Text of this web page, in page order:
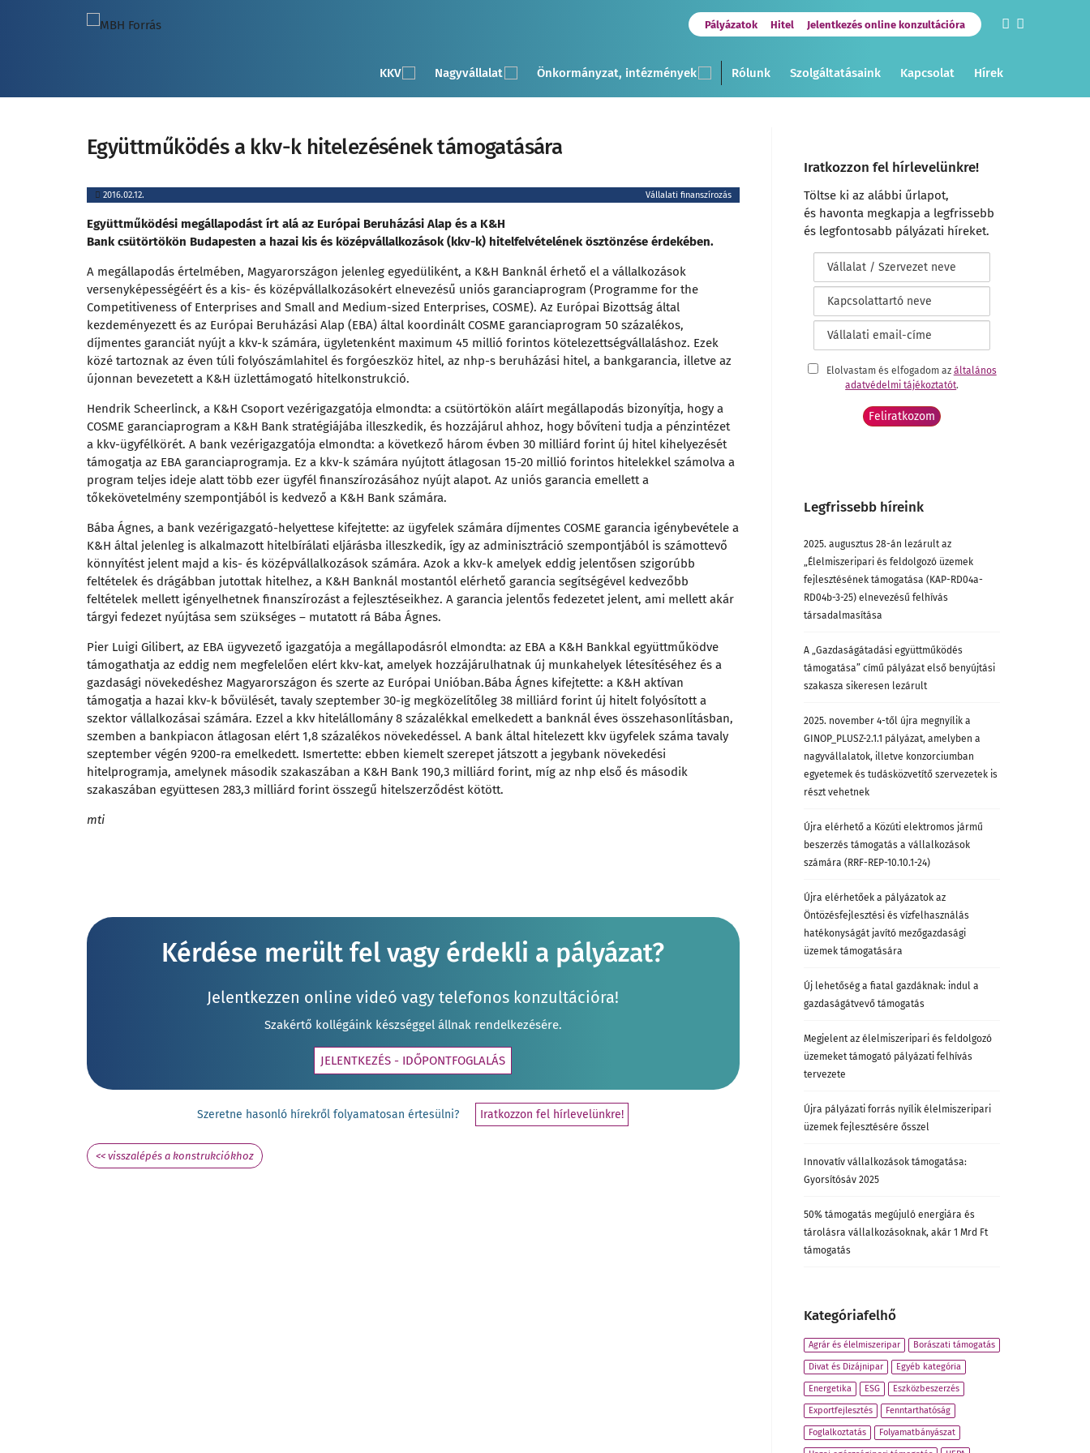
Pályázatok Hitel Jelentkezés online konzultációra
KKV Nagyvállalat Önkormányzat, intézmények Rólunk Szolgáltatásaink Kapcsolat Hírek
Együttműködés a kkv-k hitelezésének támogatására
2016.02.12. Vállalati finanszírozás
Együttműködési megállapodást írt alá az Európai Beruházási Alap és a K&H
Bank csütörtökön Budapesten a hazai kis és középvállalkozások (kkv-k) hitelfelvételének ösztönzése érdekében.
A megállapodás értelmében, Magyarországon jelenleg egyedüliként, a K&H Banknál érhető el a vállalkozások
versenyképességéért és a kis- és középvállalkozásokért elnevezésű uniós garanciaprogram (Programme for the
Competitiveness of Enterprises and Small and Medium-sized Enterprises, COSME). Az Európai Bizottság által
kezdeményezett és az Európai Beruházási Alap (EBA) által koordinált COSME garanciaprogram 50 százalékos,
díjmentes garanciát nyújt a kkv-k számára, ügyletenként maximum 45 millió forintos kötelezettségvállaláshoz. Ezek
közé tartoznak az éven túli folyószámlahitel és forgóeszköz hitel, az nhp-s beruházási hitel, a bankgarancia, illetve az
újonnan bevezetett a K&H üzlettámogató hitelkonstrukció.
Hendrik Scheerlinck, a K&H Csoport vezérigazgatója elmondta: a csütörtökön aláírt megállapodás bizonyítja, hogy a
COSME garanciaprogram a K&H Bank stratégiájába illeszkedik, és hozzájárul ahhoz, hogy bővíteni tudja a pénzintézet
a kkv-ügyfélkörét. A bank vezérigazgatója elmondta: a következő három évben 30 milliárd forint új hitel kihelyezését
támogatja az EBA garanciaprogramja. Ez a kkv-k számára nyújtott átlagosan 15-20 millió forintos hitelekkel számolva a
program teljes ideje alatt több ezer ügyfél finanszírozásához nyújt alapot. Az uniós garancia emellett a
tőkekövetelmény szempontjából is kedvező a K&H Bank számára.
Bába Ágnes, a bank vezérigazgató-helyettese kifejtette: az ügyfelek számára díjmentes COSME garancia igénybevétele a
K&H által jelenleg is alkalmazott hitelbírálati eljárásba illeszkedik, így az adminisztráció szempontjából is számottevő
könnyítést jelent majd a kis- és középvállalkozások számára. Azok a kkv-k amelyek eddig jelentősen szigorúbb
feltételek és drágábban jutottak hitelhez, a K&H Banknál mostantól elérhető garancia segítségével kedvezőbb
feltételek mellett igényelhetnek finanszírozást a fejlesztéseikhez. A garancia jelentős fedezetet jelent, ami mellett akár
tárgyi fedezet nyújtása sem szükséges – mutatott rá Bába Ágnes.
Pier Luigi Gilibert, az EBA ügyvezető igazgatója a megállapodásról elmondta: az EBA a K&H Bankkal együttműködve
támogathatja az eddig nem megfelelően elért kkv-kat, amelyek hozzájárulhatnak új munkahelyek létesítéséhez és a
gazdasági növekedéshez Magyarországon és szerte az Európai Unióban.Bába Ágnes kifejtette: a K&H aktívan
támogatja a hazai kkv-k bővülését, tavaly szeptember 30-ig megközelítőleg 38 milliárd forint új hitelt folyósított a
szektor vállalkozásai számára. Ezzel a kkv hitelállomány 8 százalékkal emelkedett a banknál éves összehasonlításban,
szemben a bankpiacon átlagosan elért 1,8 százalékos növekedéssel. A bank által hitelezett kkv ügyfelek száma tavaly
szeptember végén 9200-ra emelkedett. Ismertette: ebben kiemelt szerepet játszott a jegybank növekedési
hitelprogramja, amelynek második szakaszában a K&H Bank 190,3 milliárd forint, míg az nhp első és második
szakaszában együttesen 283,3 milliárd forint összegű hitelszerződést kötött.
mti
Kérdése merült fel vagy érdekli a pályázat?
Jelentkezzen online videó vagy telefonos konzultációra!
Szakértő kollégáink készséggel állnak rendelkezésére.
JELENTKEZÉS - IDŐPONTFOGLALÁS
Szeretne hasonló hírekről folyamatosan értesülni? Iratkozzon fel hírlevelünkre!
<< visszalépés a konstrukciókhoz
Iratkozzon fel hírlevelünkre!
Töltse ki az alábbi űrlapot,
és havonta megkapja a legfrissebb
és legfontosabb pályázati híreket.
Elolvastam és elfogadom az általános
adatvédelmi tájékoztatót.
Legfrissebb híreink
2025. augusztus 28-án lezárult az
„Élelmiszeripari és feldolgozó üzemek
fejlesztésének támogatása (KAP-RD04a-
RD04b-3-25) elnevezésű felhívás
társadalmasítása
A „Gazdaságátadási együttműködés
támogatása” című pályázat első benyújtási
szakasza sikeresen lezárult
2025. november 4-től újra megnyílik a
GINOP_PLUSZ-2.1.1 pályázat, amelyben a
nagyvállalatok, illetve konzorciumban
egyetemek és tudásközvetítő szervezetek is
részt vehetnek
Újra elérhető a Közúti elektromos jármű
beszerzés támogatás a vállalkozások
számára (RRF-REP-10.10.1-24)
Újra elérhetőek a pályázatok az
Öntözésfejlesztési és vízfelhasználás
hatékonyságát javító mezőgazdasági
üzemek támogatására
Új lehetőség a fiatal gazdáknak: indul a
gazdaságátvevő támogatás
Megjelent az élelmiszeripari és feldolgozó
üzemeket támogató pályázati felhívás
tervezete
Újra pályázati forrás nyílik élelmiszeripari
üzemek fejlesztésére ősszel
Innovatív vállalkozások támogatása:
Gyorsítósáv 2025
50% támogatás megújuló energiára és
tárolásra vállalkozásoknak, akár 1 Mrd Ft
támogatás
Kategóriafelhő
Agrár és élelmiszeripar Borászati támogatás
Divat és Dizájnipar Egyéb kategória
Energetika ESG Eszközbeszerzés
Exportfejlesztés Fenntarthatóság
Foglalkoztatás Folyamatbányászat